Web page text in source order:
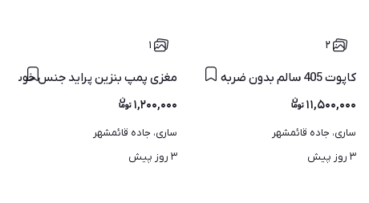
۲
کاپوت 405 سالم بدون ضربه
۱۱,۵۰۰,۰۰۰
ساری، جاده قائمشهر
۳ روز پیش
۱
مغزی پمپ بنزین پراید جنس خوب
۱,۲۰۰,۰۰۰
ساری، جاده قائمشهر
۳ روز پیش